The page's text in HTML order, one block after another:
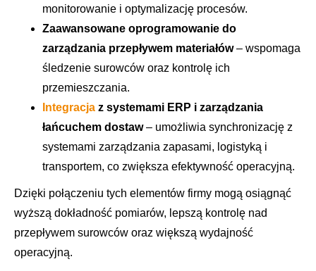
monitorowanie i optymalizację procesów.
Zaawansowane oprogramowanie do
zarządzania przepływem materiałów– wspomaga
śledzenie surowców oraz kontrolę ich
przemieszczania.
Integracja z systemami ERP i zarządzania
łańcuchem dostaw– umożliwia synchronizację z
systemami zarządzania zapasami, logistyką i
transportem, co zwiększa efektywność operacyjną.
Dzięki połączeniu tych elementów firmy mogą osiągnąć
wyższą dokładność pomiarów, lepszą kontrolę nad
przepływem surowców oraz większą wydajność
operacyjną.